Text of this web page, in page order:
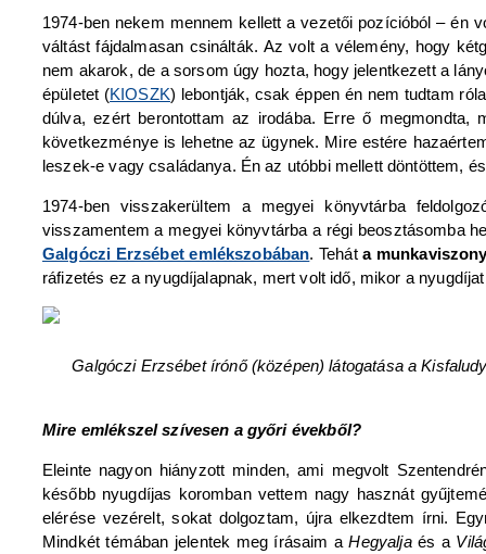
1974-ben nekem mennem kellett a vezetői pozícióból – én
váltást fájdalmasan csinálták. Az volt a vélemény, hogy
nem akarok, de a sorsom úgy hozta, hogy jelentkezett a
épületet (KIOSZK) lebontják, csak éppen én nem tudtam
dúlva, ezért berontottam az irodába. Erre ő
következménye is lehetne az ügynek. Mire estére
leszek-e vagy családanya. Én az utóbbi mellett döntöttem,
1974-ben visszakerültem a megyei könyvtárba
visszamentem a megyei könyvtárba a régi beosztásomba
Galgóczi Erzsébet emlékszobában. Teháta
ráfizetés ez a nyugdíjalapnak, mert volt idő, mikor a
Galgóczi Erzsébet írónő (középen) látogatása a
Mire emlékszel szívesen a győri évekből?
Eleinte nagyon hiányzott minden, ami megvolt
később nyugdíjas koromban vettem nagy hasznát
elérése vezérelt, sokat dolgoztam, újra elkezdtem írni.
Mindkét témában jelentek meg írásaim aHegyaljaés a